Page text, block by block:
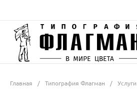
Главная / Типография Флагман / Услуги